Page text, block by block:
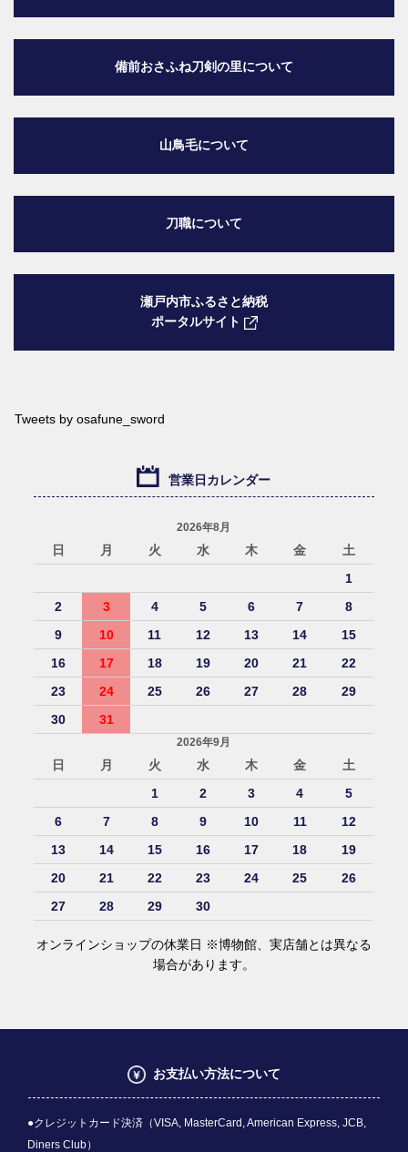
備前おさふね刀剣の里について
山鳥毛について
刀職について
瀬戸内市ふるさと納税
ポータルサイト
Tweets by osafune_sword
営業日カレンダー
2026年8月
日 月 火 水 木 金
土
1
2
3 4 5 6 7
8
9
10 11 12 13 14
15
16
17 18 19 20 21
22
23
24 25 26 27 28
29
30
31
2026年9月
日 月 火 水 木 金
土
1
2 3 4
5
6
7 8 9 10 11
12
13
14 15 16 17 18
19
20
21 22 23 24 25
26
27
28 29 30
オンラインショップの休業日 ※博物館、実店舗とは異なる
場合があります。
お支払い方法について
●クレジットカード決済（VISA, MasterCard, American Express, JCB,
Diners Club）